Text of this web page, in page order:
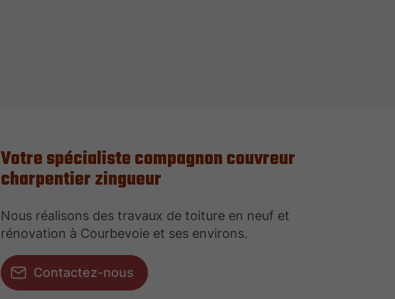
Votre spécialiste compagnon couvreur
charpentier zingueur
Nous réalisons des travaux de toiture en neuf et
rénovation à Courbevoie et ses environs.
Contactez-nous